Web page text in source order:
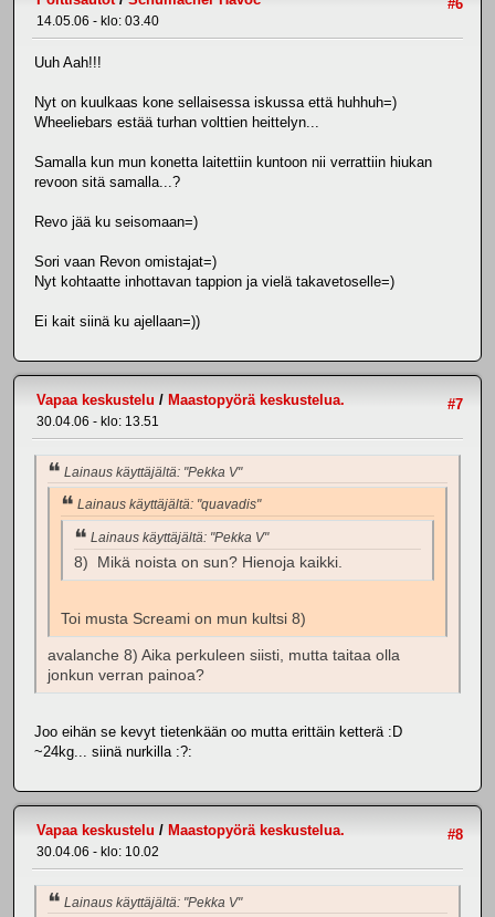
#6
14.05.06 - klo: 03.40
Uuh Aah!!!
Nyt on kuulkaas kone sellaisessa iskussa että huhhuh=)
Wheeliebars estää turhan volttien heittelyn...
Samalla kun mun konetta laitettiin kuntoon nii verrattiin hiukan
revoon sitä samalla...?
Revo jää ku seisomaan=)
Sori vaan Revon omistajat=)
Nyt kohtaatte inhottavan tappion ja vielä takavetoselle=)
Ei kait siinä ku ajellaan=))
#7
Vapaa keskustelu / Maastopyörä keskustelua.
30.04.06 - klo: 13.51
Lainaus käyttäjältä: "Pekka V"
Lainaus käyttäjältä: "quavadis"
Lainaus käyttäjältä: "Pekka V"
8) Mikä noista on sun? Hienoja kaikki.
Toi musta Screami on mun kultsi 8)
avalanche 8) Aika perkuleen siisti, mutta taitaa olla
jonkun verran painoa?
Joo eihän se kevyt tietenkään oo mutta erittäin ketterä :D
~24kg... siinä nurkilla :?:
#8
Vapaa keskustelu / Maastopyörä keskustelua.
30.04.06 - klo: 10.02
Lainaus käyttäjältä: "Pekka V"